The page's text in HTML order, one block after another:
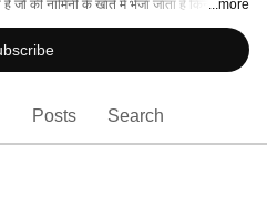
जो की नॉमिनी के खाते मे भेजा जाता है किन्तु सभी
...more
Posts Search